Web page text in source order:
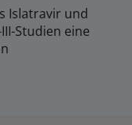
Islatravir und
Studien eine